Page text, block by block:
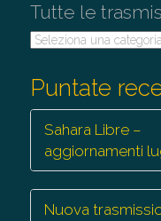
Tutte le
Tutte
Puntate
Sahara Libre –
aggiornamenti
Nuova